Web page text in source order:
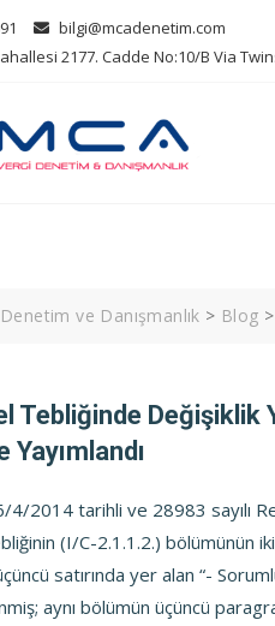
bilgi@mcadenetim.com
2177. Cadde No:10/B Via
ve Danışmanlık > Blog >
Tebliğinde Değişiklik
Yayımlandı
4/2014 tarihli ve 28983 sayılı
(I/C-2.1.1.2.) bölümünün
satırında yer alan “-
aynı bölümün üçüncü